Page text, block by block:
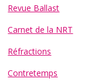
Revue Ballast
Carnet de la NRT
Réfractions
Contretemps